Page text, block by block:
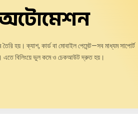
অটোমেশন
হয়। ক্যাশ, কার্ড বা মোবাইল পেমেন্ট—সব মাধ্যম সাপোর্ট
এতে বিলিংয়ে ভুল কমে ও চেকআউট দ্রুত হয়।